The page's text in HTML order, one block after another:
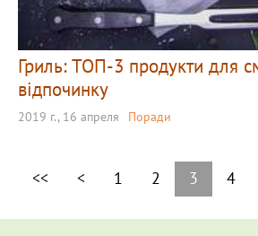
Гриль: ТОП-3 продукти для
відпочинку
2019 г., 16 апреля Поради
<< < 1 2 3 4